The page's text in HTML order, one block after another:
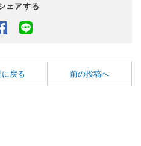
ェアする
Facebook
戻る 前の投稿へ